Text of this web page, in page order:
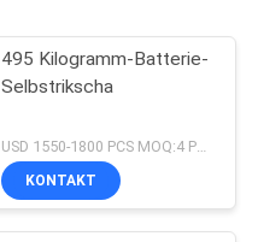
495 Kilogramm-Batterie-
Selbstrikscha
USD 1550-1800 PCS MOQ:4 PCS
KONTAKT